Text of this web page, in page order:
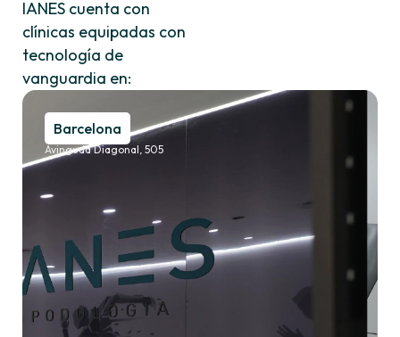
IANES cuenta con
clínicas equipadas con
tecnología de
vanguardia en:
Barcelona
Avinguda Diagonal, 505